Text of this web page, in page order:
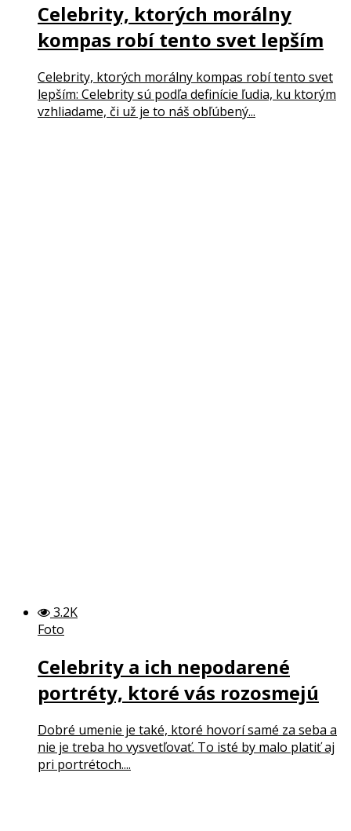
Celebrity, ktorých morálny
kompas robí tento svet lepším
Celebrity, ktorých morálny kompas robí tento svet
lepším: Celebrity sú podľa definície ľudia, ku ktorým
vzhliadame, či už je to náš obľúbený...
3.2K
Foto
Celebrity a ich nepodarené
portréty, ktoré vás rozosmejú
Dobré umenie je také, ktoré hovorí samé za seba a
nie je treba ho vysvetľovať. To isté by malo platiť aj
pri portrétoch....